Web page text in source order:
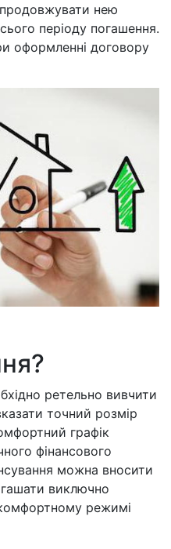
нею
періоду погашення.
оформленні договору
ретельно вивчити
точний розмір
графік
фінансового
можна вносити
виключно
режимі